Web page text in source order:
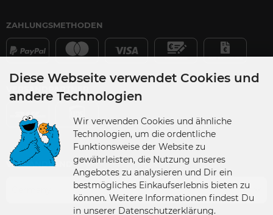
ZAHLUNGSMETHODEN
VERSANDPARTNER
VERSANDLAND
Diese Webseite verwendet Cookies und
andere Technologien
Wir verwenden Cookies und ähnliche
Technologien, um die ordentliche
Funktionsweise der Website zu
gewährleisten, die Nutzung unseres
Angebotes zu analysieren und Dir ein
bestmögliches Einkaufserlebnis bieten zu
können. Weitere Informationen findest Du
in unserer Datenschutzerklärung.